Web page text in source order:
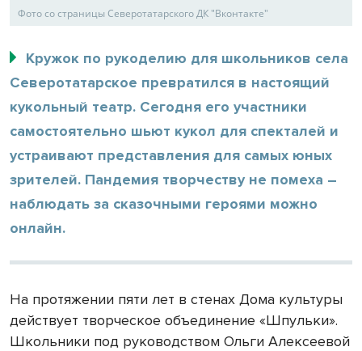
Фото со страницы Северотатарского ДК "Вконтакте"
Кружок по рукоделию для школьников села
Северотатарское превратился в настоящий
кукольный театр. Сегодня его участники
самостоятельно шьют кукол для спекталей и
устраивают представления для самых юных
зрителей. Пандемия творчеству не помеха –
наблюдать за сказочными героями можно
онлайн.
На протяжении пяти лет в стенах Дома культуры
действует творческое объединение «Шпульки».
Школьники под руководством Ольги Алексеевой